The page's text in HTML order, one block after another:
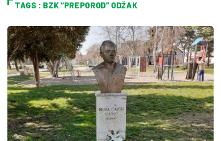
TAGS : BZK “PREPOROD” ODŽAK